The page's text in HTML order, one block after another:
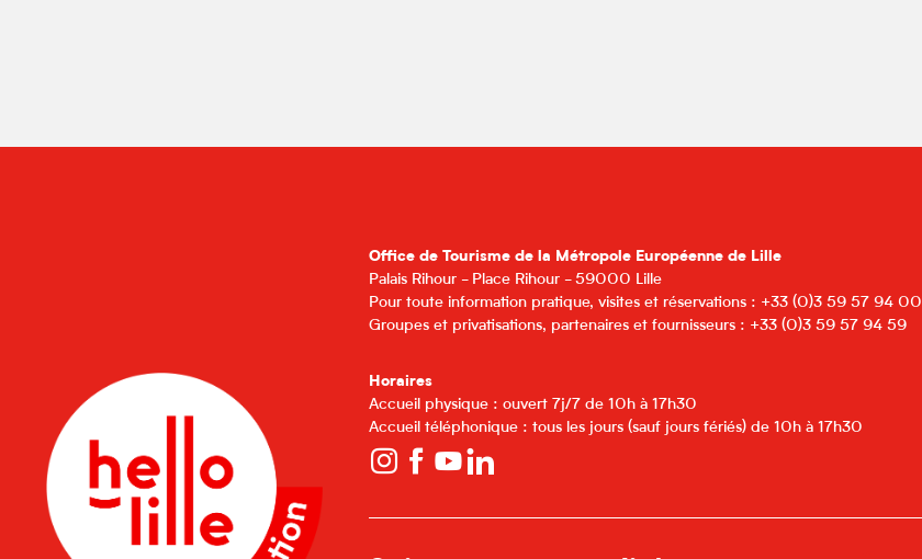
Office de Tourisme de la Métropole Européenne de Lille
Palais Rihour - Place Rihour - 59000 Lille
Pour toute information pratique, visites et réservations : +33 (0)3 59 57 94 00
Groupes et privatisations, partenaires et fournisseurs : +33 (0)3 59 57 94 59
Horaires
Accueil physique : ouvert 7j/7 de 10h à 17h30
Accueil téléphonique : tous les jours (sauf jours fériés) de 10h à 17h30